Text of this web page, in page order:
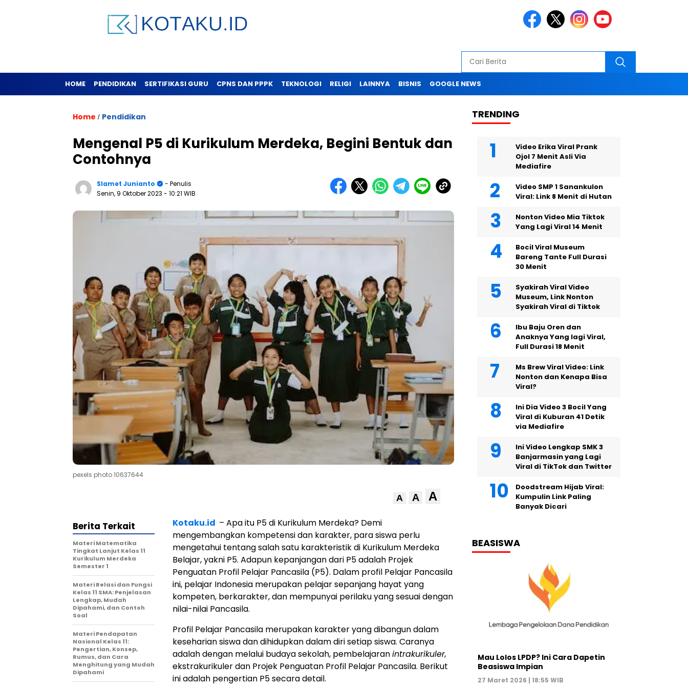
HOME PENDIDIKAN SERTIFIKASI GURU CPNS DAN PPPK TEKNOLOGI RELIGI LAINNYA BISNIS GOOGLE NEWS
Home / Pendidikan
Mengenal P5 di Kurikulum Merdeka, Begini Bentuk dan
Contohnya
Slamet Junianto
- Penulis
Senin, 9 Oktober 2023 - 10:21 WIB
pexels photo 10637644
A A A
Kotaku.id – Apa itu P5 di Kurikulum Merdeka? Demi
mengembangkan kompetensi dan karakter, para siswa perlu
mengetahui tentang salah satu karakteristik di Kurikulum Merdeka
Belajar, yakni P5. Adapun kepanjangan dari P5 adalah Projek
Penguatan Profil Pelajar Pancasila (P5). Dalam profil Pelajar Pancasila
ini, pelajar Indonesia merupakan pelajar sepanjang hayat yang
kompeten, berkarakter, dan mempunyai perilaku yang sesuai dengan
nilai-nilai Pancasila.
Profil Pelajar Pancasila merupakan karakter yang dibangun dalam
keseharian siswa dan dihidupkan dalam diri setiap siswa. Caranya
adalah dengan melalui budaya sekolah, pembelajaranintrakurikuler,
ekstrakurikuler dan Projek Penguatan Profil Pelajar Pancasila. Berikut
ini adalah pengertian P5 secara detail.
Berita Terkait
Materi Matematika
Tingkat Lanjut Kelas 11
Kurikulum Merdeka
Semester 1
Materi Relasi dan Fungsi
Kelas 11 SMA: Penjelasan
Lengkap, Mudah
Dipahami, dan Contoh
Soal
Materi Pendapatan
Nasional Kelas 11:
Pengertian, Konsep,
Rumus, dan Cara
Menghitung yang Mudah
Dipahami
TRENDING
Video Erika Viral Prank
Ojol 7 Menit Asli Via
Mediafire
Video SMP 1 Sanankulon
Viral: Link 8 Menit di Hutan
Nonton Video Mia Tiktok
Yang Lagi Viral 14 Menit
Bocil Viral Museum
Bareng Tante Full Durasi
30 Menit
Syakirah Viral Video
Museum, Link Nonton
Syakirah Viral di Tiktok
Ibu Baju Oren dan
Anaknya Yang lagi Viral,
Full Durasi 18 Menit
Ms Brew Viral Video: Link
Nonton dan Kenapa Bisa
Viral?
Ini Dia Video 3 Bocil Yang
Viral di Kuburan 41 Detik
via Mediafire
Ini Video Lengkap SMK 3
Banjarmasin yang Lagi
Viral di TikTok dan Twitter
Doodstream Hijab Viral:
Kumpulin Link Paling
Banyak Dicari
BEASISWA
Mau Lolos LPDP? Ini Cara Dapetin
Beasiswa Impian
27 Maret 2026 | 18:55 WIB